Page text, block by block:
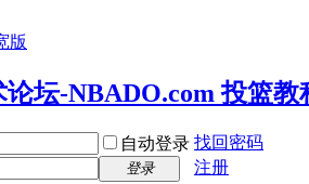
版
自动登录 找回密码
登录 注册